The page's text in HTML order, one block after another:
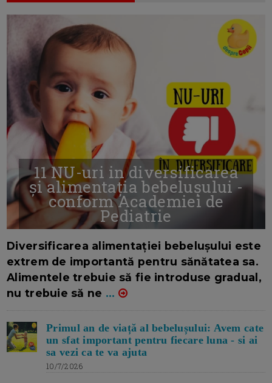
11 NU-uri in diversificarea
și alimentația bebelușului -
conform Academiei de
Pediatrie
Diversificarea alimentației bebelușului este
extrem de importantă pentru sănătatea sa.
Alimentele trebuie să fie introduse gradual,
nu trebuie să ne ...
Primul an de viață al bebelușului: Avem cate
un sfat important pentru fiecare luna - si ai
sa vezi ca te va ajuta
10/7/2026